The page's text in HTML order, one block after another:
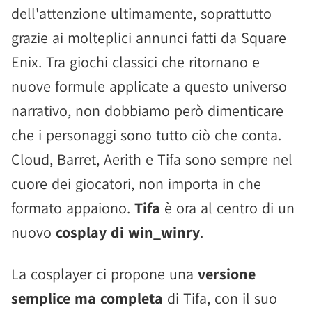
dell'attenzione ultimamente, soprattutto
grazie ai molteplici annunci fatti da Square
Enix. Tra giochi classici che ritornano e
nuove formule applicate a questo universo
narrativo, non dobbiamo però dimenticare
che i personaggi sono tutto ciò che conta.
Cloud, Barret, Aerith e Tifa sono sempre nel
cuore dei giocatori, non importa in che
formato appaiono. Tifa è ora al centro di un
nuovo cosplay di win_winry.
La cosplayer ci propone una versione
semplice ma completa di Tifa, con il suo